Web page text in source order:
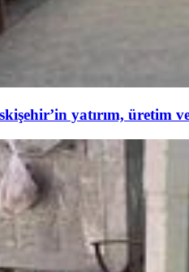
yatırım, üretim